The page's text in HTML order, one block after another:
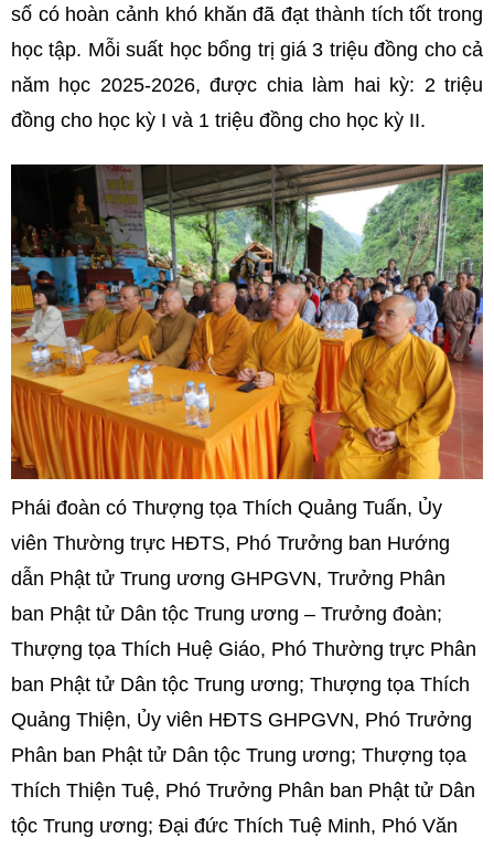
số có hoàn cảnh khó khăn đã đạt thành tích tốt trong
học tập. Mỗi suất học bổng trị giá 3 triệu đồng cho cả
năm học 2025-2026, được chia làm hai kỳ: 2 triệu
đồng cho học kỳ I và 1 triệu đồng cho học kỳ II.
Phái đoàn có Thượng tọa Thích Quảng Tuấn, Ủy
viên Thường trực HĐTS, Phó Trưởng ban Hướng
dẫn Phật tử Trung ương GHPGVN, Trưởng Phân
ban Phật tử Dân tộc Trung ương – Trưởng đoàn;
Thượng tọa Thích Huệ Giáo, Phó Thường trực Phân
ban Phật tử Dân tộc Trung ương; Thượng tọa Thích
Quảng Thiện, Ủy viên HĐTS GHPGVN, Phó Trưởng
Phân ban Phật tử Dân tộc Trung ương; Thượng tọa
Thích Thiện Tuệ, Phó Trưởng Phân ban Phật tử Dân
tộc Trung ương; Đại đức Thích Tuệ Minh, Phó Văn